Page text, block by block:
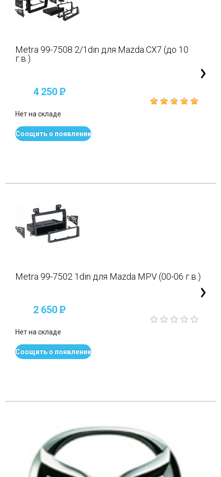
Metra 99-7508 2/1din для Mazda CX7 (до 10
г.в.)
4 250P
Нет на складе
Соощить о появлении
Metra 99-7502 1din для Mazda MPV (00-06 г.в.)
2 650P
Нет на складе
Соощить о появлении